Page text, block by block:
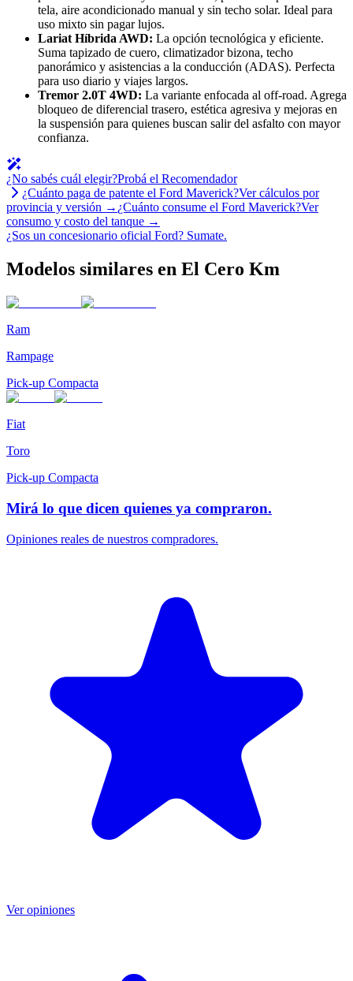
tela, aire acondicionado manual y sin techo solar. Ideal para
uso mixto sin pagar lujos.
Lariat Híbrida AWD: La opción tecnológica y eficiente.
Suma tapizado de cuero, climatizador bizona, techo
panorámico y asistencias a la conducción (ADAS). Perfecta
para uso diario y viajes largos.
Tremor 2.0T 4WD: La variante enfocada al off-road. Agrega
bloqueo de diferencial trasero, estética agresiva y mejoras en
la suspensión para quienes buscan salir del asfalto con mayor
confianza.
¿No sabés cuál elegir?Probá el Recomendador
¿Cuánto paga de patente el Ford Maverick?Ver cálculos por
provincia y versión → ¿Cuánto consume el Ford Maverick?Ver
consumo y costo del tanque →
¿Sos un concesionario oficial Ford? Sumate.
Modelos similares en El Cero Km
Ram
Rampage
Pick-up Compacta
Fiat
Toro
Pick-up Compacta
Mirá lo que dicen quienes ya compraron.
Opiniones reales de nuestros compradores.
Ver opiniones